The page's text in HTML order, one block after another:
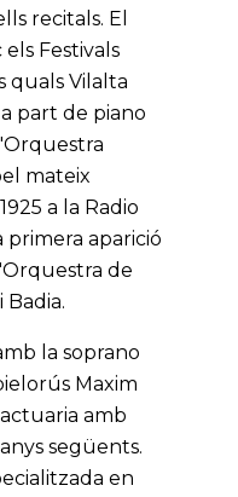
recitals. El
Festivals
quals Vilalta
part de piano
mateix
a la Radio
primera aparició
de
Badia.
la soprano
Maxim
amb
següents.
en